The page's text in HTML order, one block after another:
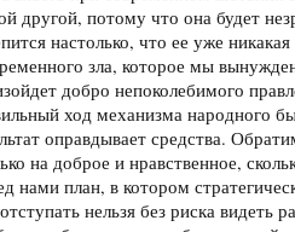
другой, потому что она будет
настолько, что ее уже
зла, которое мы
добро непоколебимого
ход механизма народного
оправдывает средства.
на доброе и нравственное,
нами план, в котором
нельзя без риска видеть